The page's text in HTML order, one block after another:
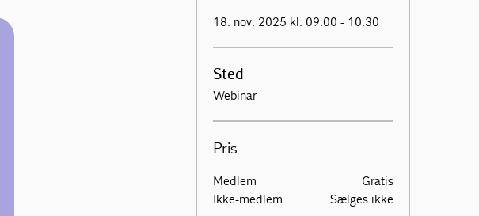
18. nov. 2025 kl. 09.00 - 10.30
Sted
Webinar
Pris
Medlem
Gratis
Ikke-medlem
Sælges ikke